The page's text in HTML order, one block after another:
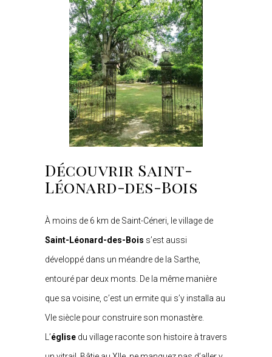
Découvrir Saint-
Léonard-des-Bois
À moins de 6 km de Saint-Céneri, le village de
Saint-Léonard-des-Bois s’est aussi
développé dans un méandre de la Sarthe,
entouré par deux monts. De la même manière
que sa voisine, c’est un ermite qui s’y installa au
VIe siècle pour construire son monastère.
L’église du village raconte son histoire à travers